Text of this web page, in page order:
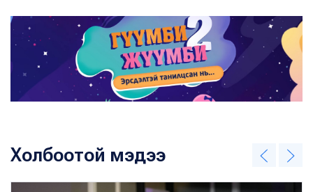
Холбоотой мэдээ